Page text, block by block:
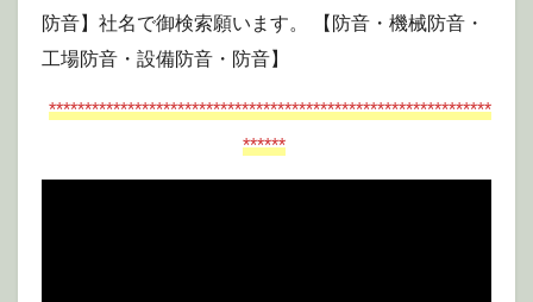
防音】社名で御検索願います。 【防音・機械防音・
工場防音・設備防音・防音】
**************************************************************
******